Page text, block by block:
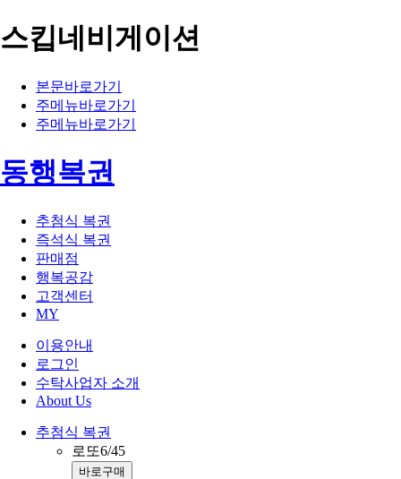
스킵네비게이션
본문바로가기
주메뉴바로가기
주메뉴바로가기
동행복권
추첨식 복권
즉석식 복권
판매점
행복공감
고객센터
MY
이용안내
로그인
수탁사업자 소개
About Us
추첨식 복권
로또6/45
바로구매